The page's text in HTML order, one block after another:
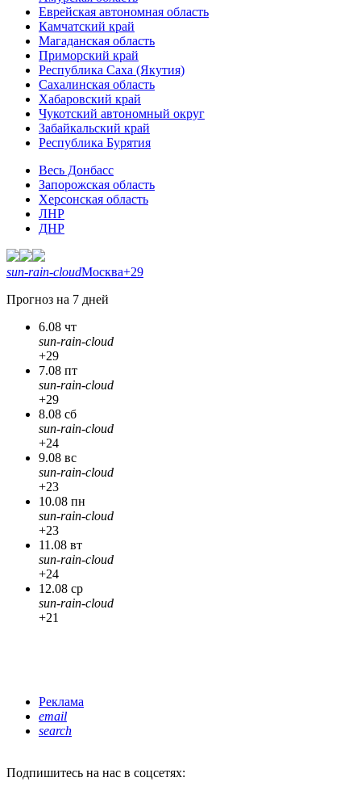
Еврейская автономная область
Камчатский край
Магаданская область
Приморский край
Республика Саха (Якутия)
Сахалинская область
Хабаровский край
Чукотский автономный округ
Забайкальский край
Республика Бурятия
Весь Донбасс
Запорожская область
Херсонская область
ЛНР
ДНР
sun-rain-cloudМосква+29
Прогноз на 7 дней
6.08 чт
sun-rain-cloud
+29
7.08 пт
sun-rain-cloud
+29
8.08 сб
sun-rain-cloud
+24
9.08 вс
sun-rain-cloud
+23
10.08 пн
sun-rain-cloud
+23
11.08 вт
sun-rain-cloud
+24
12.08 ср
sun-rain-cloud
+21
Реклама
email
search
Подпишитесь на нас в соцсетях: